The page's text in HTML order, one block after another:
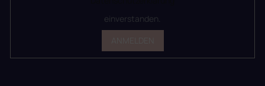
einverstanden.